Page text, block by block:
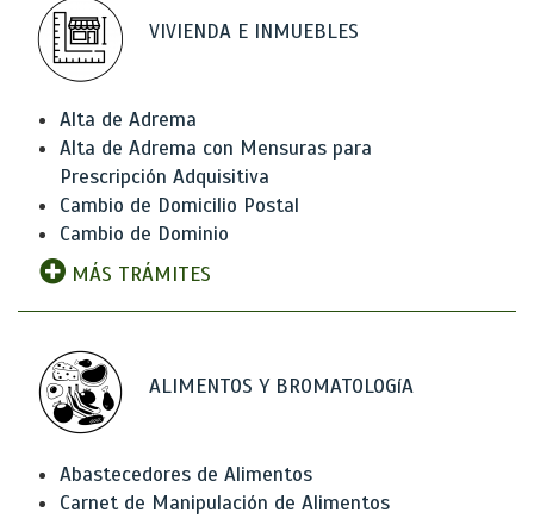
VIVIENDA E INMUEBLES
Alta de Adrema
Alta de Adrema con Mensuras para
Prescripción Adquisitiva
Cambio de Domicilio Postal
Cambio de Dominio
MÁS TRÁMITES
ALIMENTOS Y BROMATOLOGíA
Abastecedores de Alimentos
Carnet de Manipulación de Alimentos